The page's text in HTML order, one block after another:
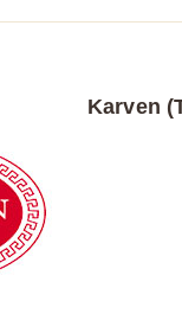
Karven